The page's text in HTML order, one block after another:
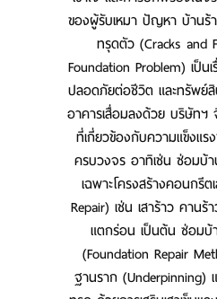
ของผู้รับเหมา ปัญหา บ้านร้
ทรุดตัว (Cracks and
Foundation Problem) เป็น
ปลอดภัยต่อชีวิต และทรัพย์
อาคารเสื่อมลงด้วย บริษัทฯ
ที่เกี่ยวข้องกับความแข็งแร
ครบวงจร อาทิเช่น ซ่อมบ้
เฉพาะโครงสร้างคอนกรีต
Repair) เช่น เสาร้าว คาน
แตกร่อน เป็นต้น ซ่อมบ้
(Foundation Repair
ฐานราก (Underpinning)